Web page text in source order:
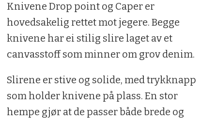
Knivene Drop point og Caper er
hovedsakelig rettet mot jegere. Begge
knivene har ei stilig slire laget av et
canvasstoff som minner om grov denim.
Slirene er stive og solide, med trykknapp
som holder knivene på plass. En stor
hempe gjør at de passer både brede og